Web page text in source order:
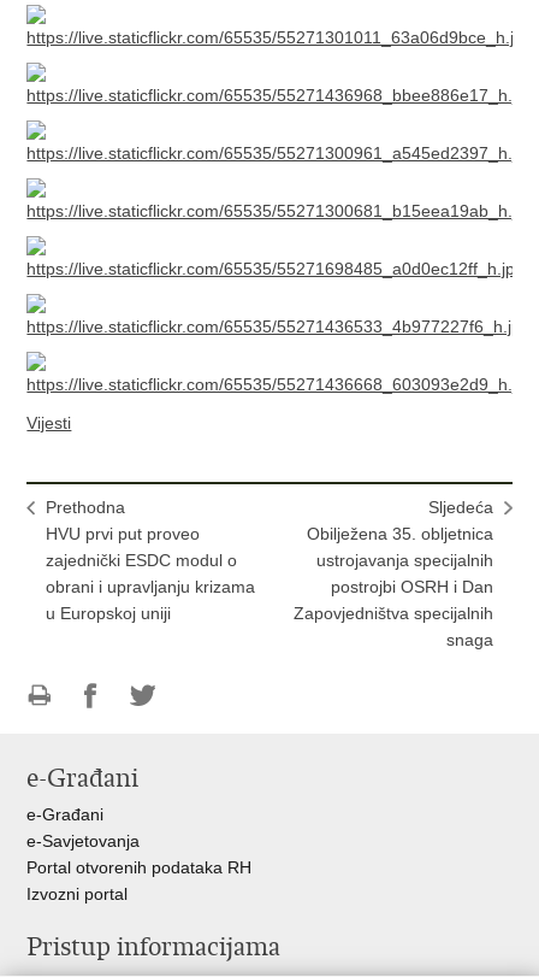
Vijesti
Prethodna
HVU prvi put proveo
zajednički ESDC modul o
obrani i upravljanju krizama
u Europskoj uniji
Sljedeća
Obilježena 35. obljetnica
ustrojavanja specijalnih
postrojbi OSRH i Dan
Zapovjedništva specijalnih
snaga
FacebookuTwitteru
e-Građani
e-Građani
e-Savjetovanja
Portal otvorenih podataka RH
Izvozni portal
Pristup informacijama